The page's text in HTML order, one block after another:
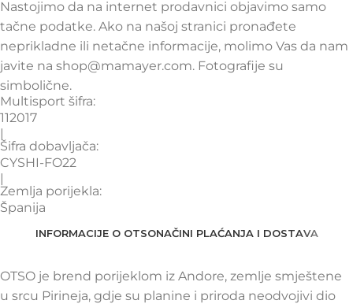
Nastojimo da na internet prodavnici objavimo samo
tačne podatke. Ako na našoj stranici pronađete
neprikladne ili netačne informacije, molimo Vas da nam
javite na shop@mamayer.com. Fotografije su
simbolične.
Multisport šifra:
112017
|
Šifra dobavljača:
CYSHI-FO22
|
Zemlja porijekla:
Španija
INFORMACIJE O OTSONAČINI PLAĆANJA I DOSTAVA
OTSO je brend porijeklom iz Andore, zemlje smještene
u srcu Pirineja, gdje su planine i priroda neodvojivi dio